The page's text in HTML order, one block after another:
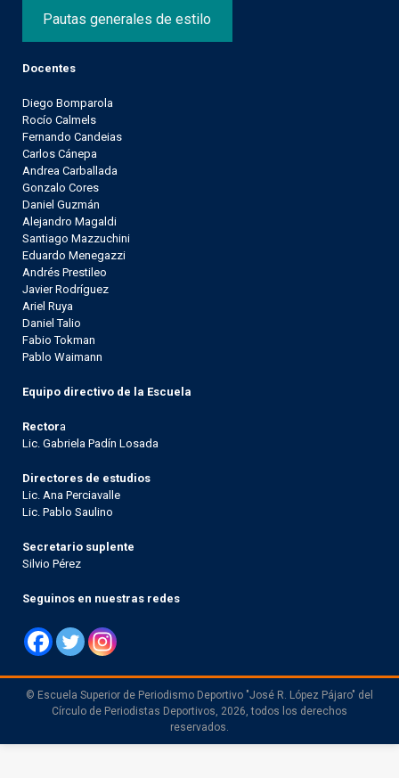
Pautas generales de estilo
Docentes
Diego Bomparola
Rocío Calmels
Fernando Candeias
Carlos Cánepa
Andrea Carballada
Gonzalo Cores
Daniel Guzmán
Alejandro Magaldi
Santiago Mazzuchini
Eduardo Menegazzi
Andrés Prestileo
Javier Rodríguez
Ariel Ruya
Daniel Talio
Fabio Tokman
Pablo Waimann
Equipo directivo de la Escuela
Rectora
Lic. Gabriela Padín Losada
Directores de estudios
Lic. Ana Perciavalle
Lic. Pablo Saulino
Secretario suplente
Silvio Pérez
Seguinos en nuestras redes
© Escuela Superior de Periodismo Deportivo "José R. López Pájaro" del
Círculo de Periodistas Deportivos, 2026, todos los derechos
reservados.